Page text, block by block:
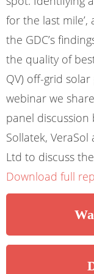
for the last
the GDC’s
the quality of
QV) off-grid
webinar we
panel discussion
Sollatek,
Ltd to discuss
Download full